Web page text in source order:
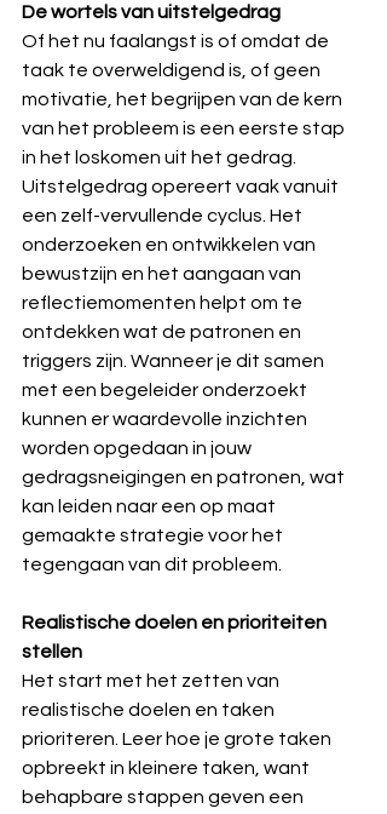
De wortels van uitstelgedrag
Of het nu faalangst is of omdat de
taak te overweldigend is, of geen
motivatie, het begrijpen van de kern
van het probleem is een eerste stap
in het loskomen uit het gedrag.
Uitstelgedrag opereert vaak vanuit
een zelf-vervullende cyclus. Het
onderzoeken en ontwikkelen van
bewustzijn en het aangaan van
reflectiemomenten helpt om te
ontdekken wat de patronen en
triggers zijn. Wanneer je dit samen
met een begeleider onderzoekt
kunnen er waardevolle inzichten
worden opgedaan in jouw
gedragsneigingen en patronen, wat
kan leiden naar een op maat
gemaakte strategie voor het
tegengaan van dit probleem.
Realistische doelen en prioriteiten
stellen
Het start met het zetten van
realistische doelen en taken
prioriteren. Leer hoe je grote taken
opbreekt in kleinere taken, want
behapbare stappen geven een